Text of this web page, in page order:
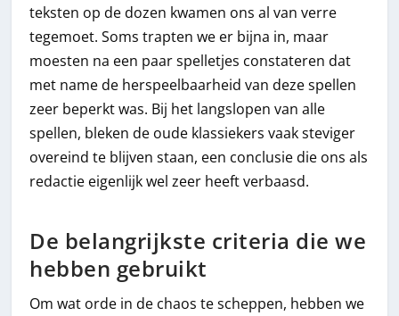
teksten op de dozen kwamen ons al van verre
tegemoet. Soms trapten we er bijna in, maar
moesten na een paar spelletjes constateren dat
met name de herspeelbaarheid van deze spellen
zeer beperkt was. Bij het langslopen van alle
spellen, bleken de oude klassiekers vaak steviger
overeind te blijven staan, een conclusie die ons als
redactie eigenlijk wel zeer heeft verbaasd.
De belangrijkste criteria die we
hebben gebruikt
Om wat orde in de chaos te scheppen, hebben we